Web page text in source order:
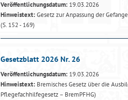
Veröffentlichungsdatum: 19.03.2026
Hinweistext:Gesetz zur Anpassung der
(S. 152 - 169)
Gesetzblatt 2026 Nr. 26
Veröffentlichungsdatum: 19.03.2026
Hinweistext: Bremisches Gesetz über die
Pflegefachhilfegesetz – BremPFHG)